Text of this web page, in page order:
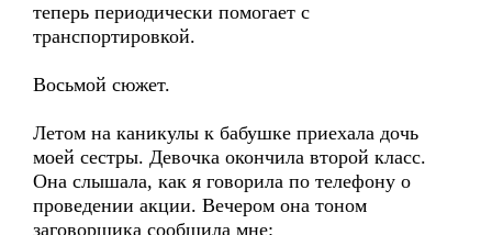
теперь периодически помогает с
транспортировкой.
Восьмой сюжет.
Летом на каникулы к бабушке приехала дочь
моей сестры. Девочка окончила второй класс.
Она слышала, как я говорила по телефону о
проведении акции. Вечером она тоном
заговорщика сообщила мне: